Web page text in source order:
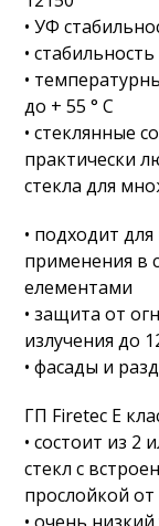
• УФ
•
•
до + 55 ° С
• стеклянные
практически
стекла для
• подходит
применения в
елементами
• защита от
излучения до
• фасады и
ГП Firetec E
• состоит из 2
стекл с
прослойкой от